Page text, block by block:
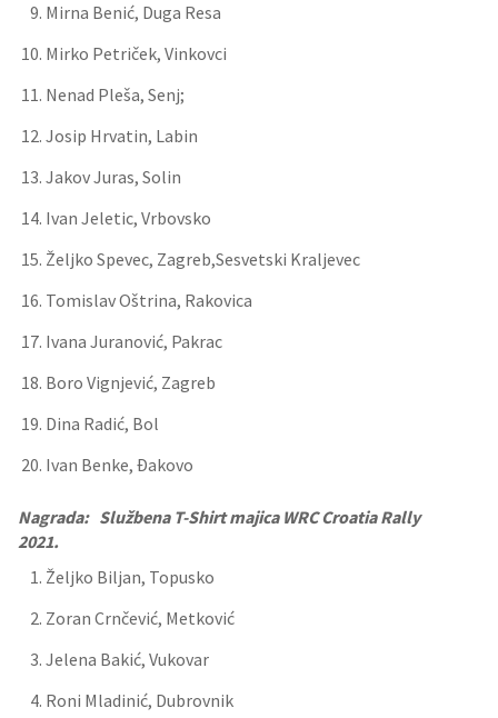
Mirna Benić, Duga Resa
Mirko Petriček, Vinkovci
Nenad Pleša, Senj;
Josip Hrvatin, Labin
Jakov Juras, Solin
Ivan Jeletic, Vrbovsko
Željko Spevec, Zagreb,Sesvetski Kraljevec
Tomislav Oštrina, Rakovica
Ivana Juranović, Pakrac
Boro Vignjević, Zagreb
Dina Radić, Bol
Ivan Benke, Đakovo
Nagrada: Službena T-Shirt majica WRC Croatia Rally
2021.
Željko Biljan, Topusko
Zoran Crnčević, Metković
Jelena Bakić, Vukovar
Roni Mladinić, Dubrovnik